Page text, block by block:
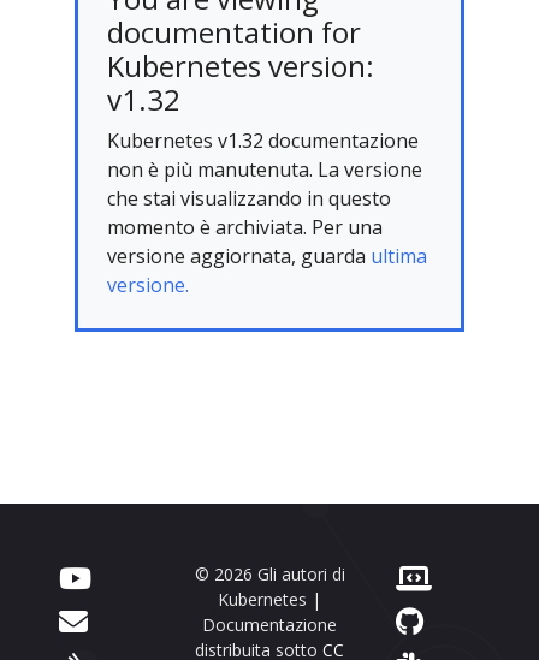
documentation for
Kubernetes version:
v1.32
Kubernetes v1.32 documentazione
non è più manutenuta. La versione
che stai visualizzando in questo
momento è archiviata. Per una
versione aggiornata, guarda ultima
versione.
© 2026 Gli autori di
Kubernetes |
Documentazione
distribuita sotto CC